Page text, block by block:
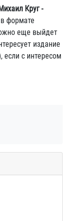
Михаил Круг -
формате
еще выйдет
издание
если с интересом